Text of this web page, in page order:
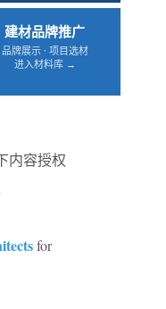
建材品牌推广
品牌展示 · 项目选材
进入材料库 →
内容授权
for